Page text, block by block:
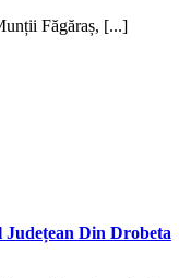
Făgăraș, [...]
Din Drobeta